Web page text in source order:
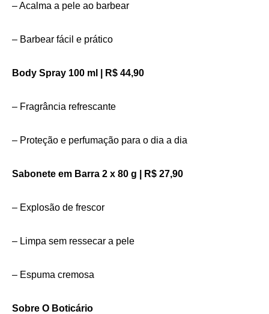
– Acalma a pele ao barbear
– Barbear fácil e prático
Body Spray 100 ml | R$ 44,90
– Fragrância refrescante
– Proteção e perfumação para o dia a dia
Sabonete em Barra 2 x 80 g | R$ 27,90
– Explosão de frescor
– Limpa sem ressecar a pele
– Espuma cremosa
Sobre O Boticário